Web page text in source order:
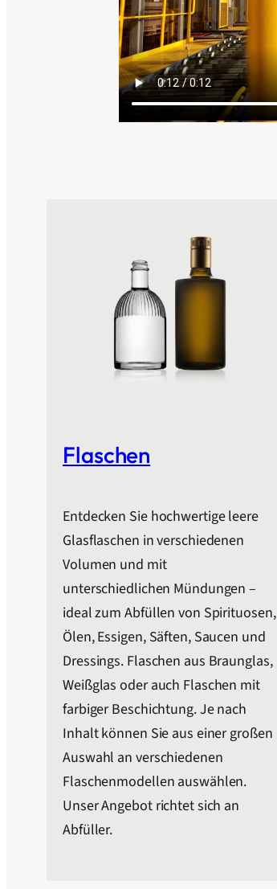
Flaschen
Entdecken Sie hochwertige leere
Glasflaschen in verschiedenen
Volumen und mit
unterschiedlichen Mündungen –
ideal zum Abfüllen von Spirituosen,
Ölen, Essigen, Säften, Saucen und
Dressings. Flaschen aus Braunglas,
Weißglas oder auch Flaschen mit
farbiger Beschichtung. Je nach
Inhalt können Sie aus einer großen
Auswahl an verschiedenen
Flaschenmodellen auswählen.
Unser Angebot richtet sich an
Abfüller.